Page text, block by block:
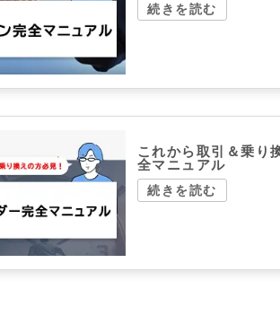
続きを読む
これから取引＆乗り
全マニュアル
続きを読む